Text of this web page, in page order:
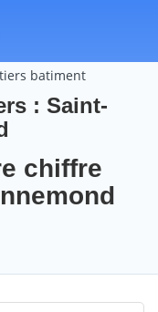
batiment
: Saint-
chiffre